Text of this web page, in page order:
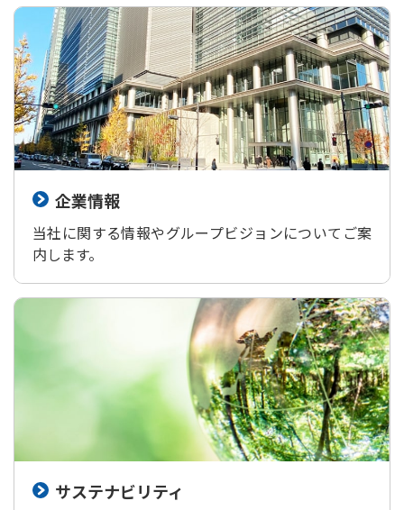
企業情報
当社に関する情報やグループビジョンについてご案
内します。
サステナビリティ